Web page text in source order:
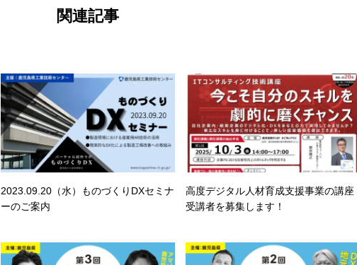
関連記事
2023.09.20（水）ものづくりDXセミナ
ーのご案内
高度デジタル人材育成支援事業の講座
受講者を募集します！